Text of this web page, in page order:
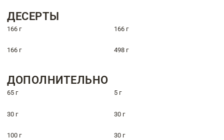
ДЕСЕРТЫ
166 г 166 г
166 г 498 г
ДОПОЛНИТЕЛЬНО
65 г 5 г
30 г 30 г
100 г 30 г